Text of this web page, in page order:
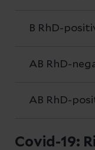
B RhD-
AB RhD-
AB RhD-
Covid-19: